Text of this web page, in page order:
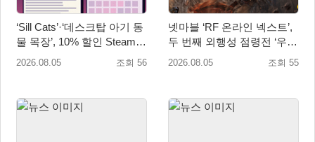
‘Sill Cats’·‘데스크탑 아기 동
물 목장’, 10% 할인 Steam
번들 판매
2026.08.05 조회 56
넷마블 ‘RF 온라인 넥스트’,
두 번째 외행성 점령전 ‘우샤
스 워존’ 등 업데이트 실시
2026.08.05 조회 55